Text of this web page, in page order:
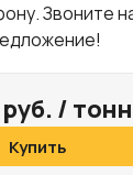
Звоните
/
Купить